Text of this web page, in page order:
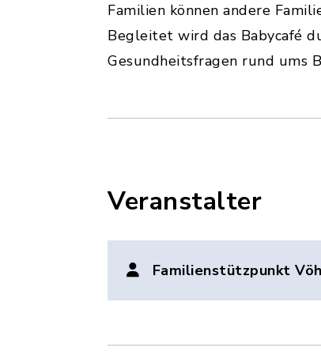
Familien können andere
Begleitet wird das Babycafé
Gesundheitsfragen rund ums
Veranstalter
Familienstützpunkt